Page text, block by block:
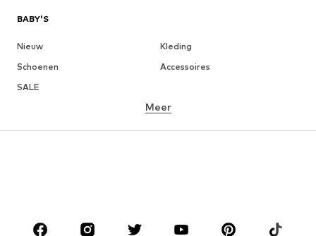
BABY'S
Nieuw
Kleding
Schoenen
Accessoires
SALE
Meer